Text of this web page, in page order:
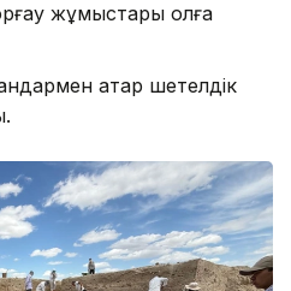
жұмыстары қолға
қатар шетелдік